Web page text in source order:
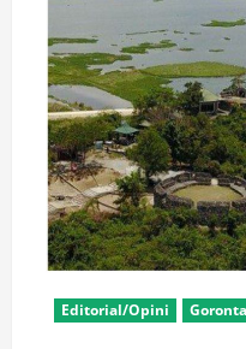
Editorial/Opini